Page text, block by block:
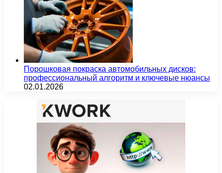
Порошковая покраска автомобильных дисков:
профессиональный алгоритм и ключевые нюансы
02.01.2026